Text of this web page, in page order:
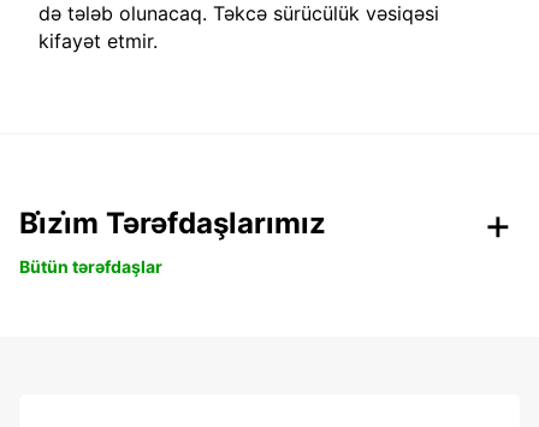
də tələb olunacaq. Təkcə sürücülük vəsiqəsi
kifayət etmir.
Bi̇zi̇m Tərəfdaşlarımız
Bütün tərəfdaşlar